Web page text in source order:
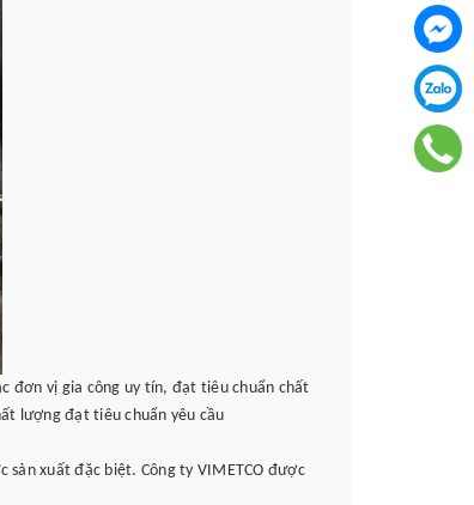
đơn vị gia công uy tín, đạt tiêu chuẩn chất
lượng đạt tiêu chuẩn yêu cầu
sản xuất đặc biệt. Công ty VIMETCO được